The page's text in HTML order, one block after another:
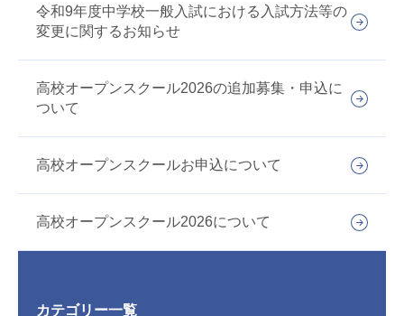
令和9年度中学校一般入試における入試方法等の
変更に関するお知らせ
高校オープンスクール2026の追加募集・申込に
ついて
高校オープンスクールお申込について
高校オープンスクール2026について
カテゴリー一覧